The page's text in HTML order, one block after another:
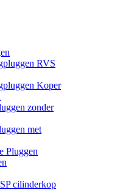
RVS
Koper
zonder
met
Pluggen
cilinderkop